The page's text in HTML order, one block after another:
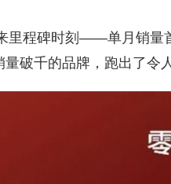
里程碑时刻——单月销量
破千的品牌，跑出了令人